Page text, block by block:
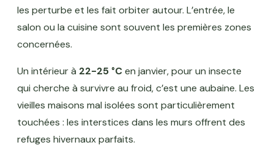
les perturbe et les fait orbiter autour. L’entrée, le
salon ou la cuisine sont souvent les premières zones
concernées.
Un intérieur à 22-25 °Cen janvier, pour un insecte
qui cherche à survivre au froid, c’est une aubaine. Les
vieilles maisons mal isolées sont particulièrement
touchées : les interstices dans les murs offrent des
refuges hivernaux parfaits.